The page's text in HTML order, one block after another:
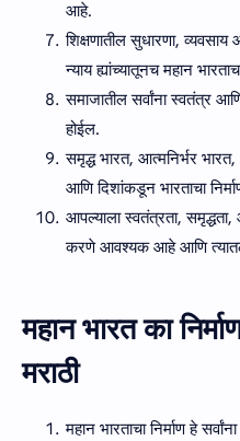
आहे.
शिक्षणातील सुधारणा,
न्याय ह्यांच्यातूनच महान
समाजातील सर्वांना स्वतंत्र
होईल.
समृद्ध भारत, आत्मनिर्भर
आणि दिशांकडून भारताचा
आपल्याला स्वतंत्रता,
करणे आवश्यक आहे आणि
महान भारत का
मराठी
महान भारताचा निर्माण हे